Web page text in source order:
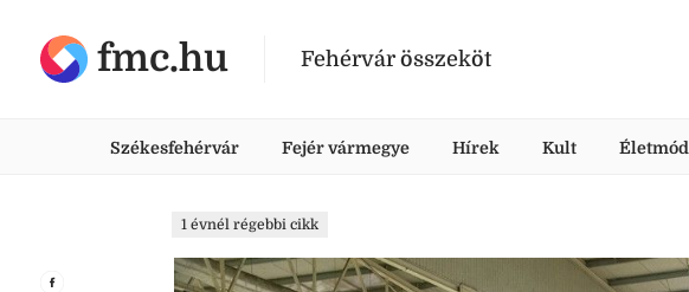
fmc.hu Fehérvár összeköt
Székesfehérvár Fejér vármegye Hírek Kult Életmód
1 évnél régebbi cikk